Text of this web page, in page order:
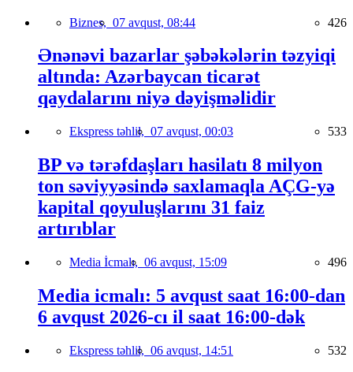
Biznes, 07 avqust, 08:44 426
Ənənəvi bazarlar şəbəkələrin təzyiqi
altında: Azərbaycan ticarət
qaydalarını niyə dəyişməlidir
Ekspress təhlil, 07 avqust, 00:03 533
BP və tərəfdaşları hasilatı 8 milyon
ton səviyyəsində saxlamaqla AÇG-yə
kapital qoyuluşlarını 31 faiz
artırıblar
Media İcmalı, 06 avqust, 15:09 496
Media icmalı: 5 avqust saat 16:00-dan
6 avqust 2026-cı il saat 16:00-dək
Ekspress təhlil, 06 avqust, 14:51 532